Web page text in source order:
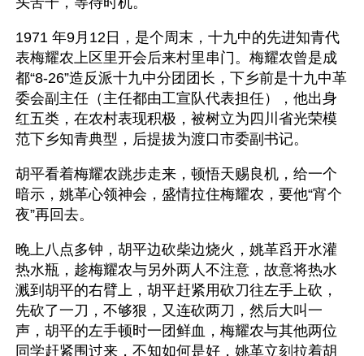
1971 年9月12日，是个周末，十九中的先进知青代
表梅耀农上区里开会后来村里串门。梅耀农曾是成
都“8-26”造反派十九中分团团长，下乡前是十九中革
委会副主任（主任都由工宣队代表担任），他出身
红五类，在农村表现积极，被树立为四川省光荣模
范下乡知青典型，后提拔为渡口市委副书记。
胡平看着梅耀农跳步走来，顿悟天赐良机，给一个
暗示，姚革心领神会，盛情拉住梅耀农，要他“宵个
夜”再回去。
晚上八点多钟，胡平边砍柴边烧火，姚革舀开水灌
热水瓶，趁梅耀农与另外两人不注意，故意将热水
溅到胡平的右臂上，胡平赶紧用砍刀往左手上砍，
先砍了一刀，不够狠，又连砍两刀，然后大叫一
声，胡平的左手顿时一团鲜血，梅耀农与其他两位
同学赶紧围过来，不知如何是好，姚革立刻拉着胡